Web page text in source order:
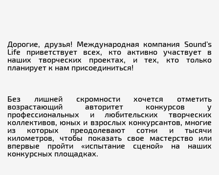
Дорогие, друзья! Международная компания Sound’s
Life приветствует всех, кто активно участвует в
наших творческих проектах, и тех, кто только
планирует к нам присоединиться!
Без лишней скромности хочется отметить
возрастающий авторитет конкурсов у
профессиональных и любительских творческих
коллективов, юных и взрослых конкурсантов, многие
из которых преодолевают сотни и тысячи
километров, чтобы показать свое мастерство или
впервые пройти «испытание сценой» на наших
конкурсных площадках.